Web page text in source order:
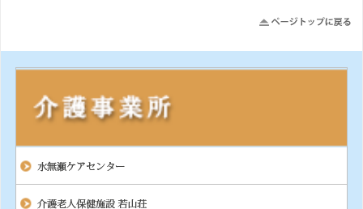
若山荘
詳しくはこちら
2026年5月30日（土)